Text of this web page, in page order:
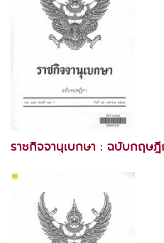
ราชกิจจานุเบกษา : ฉบับกฤษ